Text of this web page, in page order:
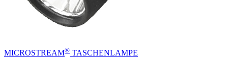
MICROSTREAM® TASCHENLAMPE